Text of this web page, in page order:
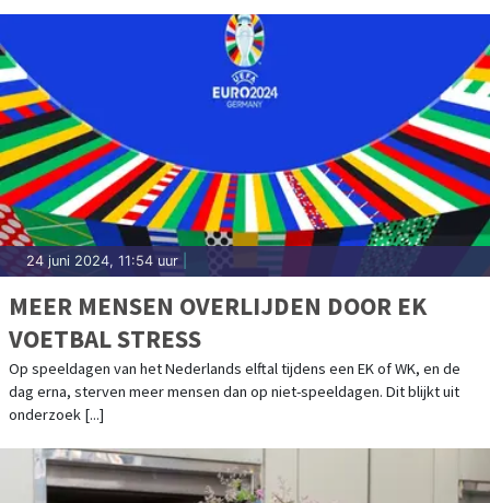
24 juni 2024, 11:54 uur
MEER MENSEN OVERLIJDEN DOOR EK
VOETBAL STRESS
Op speeldagen van het Nederlands elftal tijdens een EK of WK, en de
dag erna, sterven meer mensen dan op niet-speeldagen. Dit blijkt uit
onderzoek [...]